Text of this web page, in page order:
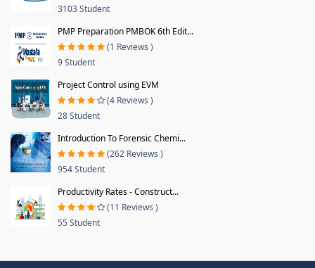
3103 Student
PMP Preparation PMBOK 6th Edit...
(1 Reviews )
9 Student
Project Control using EVM
(4 Reviews )
28 Student
Introduction To Forensic Chemi...
(262 Reviews )
954 Student
Productivity Rates - Construct...
(11 Reviews )
55 Student